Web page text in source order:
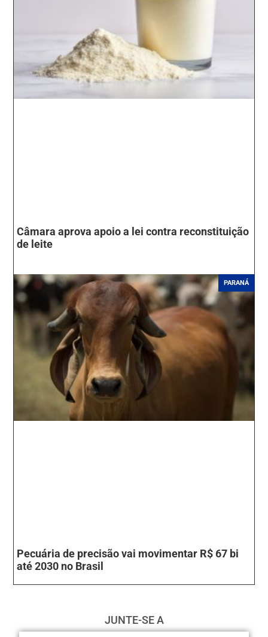
Câmara aprova apoio a lei contra reconstituição
de leite
PARANÁ
Pecuária de precisão vai movimentar R$ 67 bi
até 2030 no Brasil
JUNTE-SE A